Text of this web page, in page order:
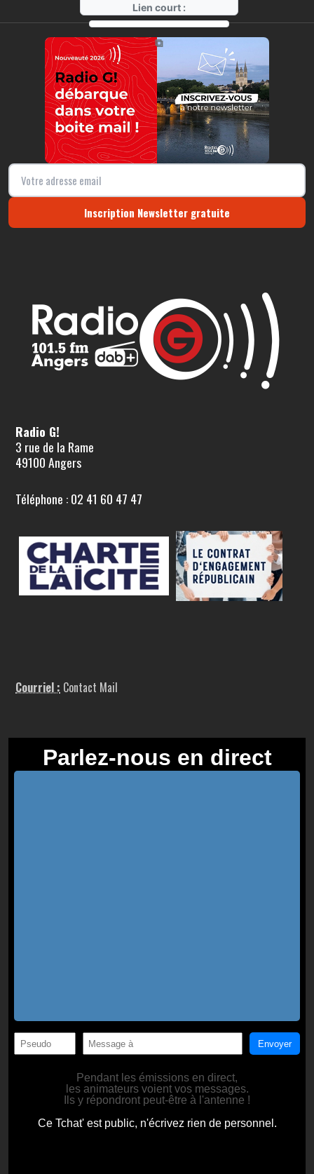
Lien court :
https://radio-g.fr?r368
⧉
Inscription Newsletter gratuite
Radio G!
3 rue de la Rame
49100 Angers
Téléphone : 02 41 60 47 47
Courriel : Contact Mail